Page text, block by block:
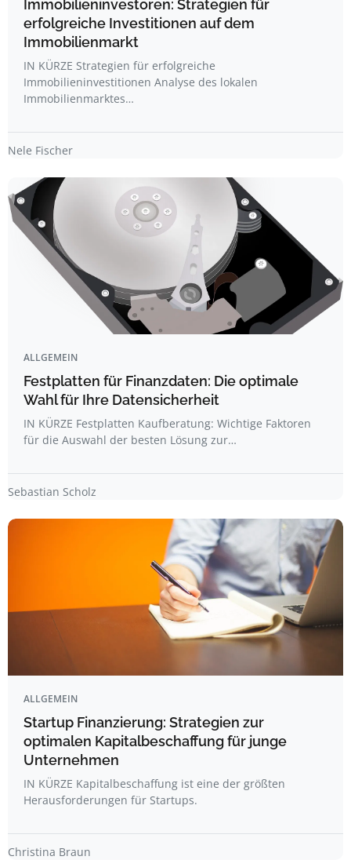
Immobilieninvestoren: Strategien für
erfolgreiche Investitionen auf dem
Immobilienmarkt
IN KÜRZE Strategien für erfolgreiche
Immobilieninvestitionen Analyse des lokalen
Immobilienmarktes…
Nele Fischer
ALLGEMEIN
Festplatten für Finanzdaten: Die optimale
Wahl für Ihre Datensicherheit
IN KÜRZE Festplatten Kaufberatung: Wichtige Faktoren
für die Auswahl der besten Lösung zur…
Sebastian Scholz
ALLGEMEIN
Startup Finanzierung: Strategien zur
optimalen Kapitalbeschaffung für junge
Unternehmen
IN KÜRZE Kapitalbeschaffung ist eine der größten
Herausforderungen für Startups.
Christina Braun